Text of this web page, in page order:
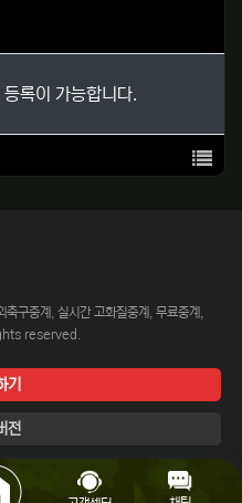
록이 가능합니다.
목록
구중계, 실시간 고화질중계, 무료중계,
reserved.
기
전